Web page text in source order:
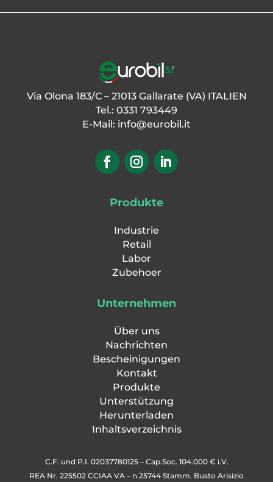
Via Olona 183/C – 21013 Gallarate (VA) ITALIEN
Tel.: 0331 793449
E-Mail: info@eurobil.it
Produkte
Industrie
Retail
Labor
Zubehoer
Unternehmen
Über uns
Nachrichten
Bescheinigungen
Kontakt
Produkte
Unterstützung
Herunterladen
Inhaltsverzeichnis
C.F. und P.I. 02037780125 – Cap.Soc. 104.000 € i.V.
REA Nr. 225502 CCIAA VA – n.25744 Stamm. Busto Arisizio